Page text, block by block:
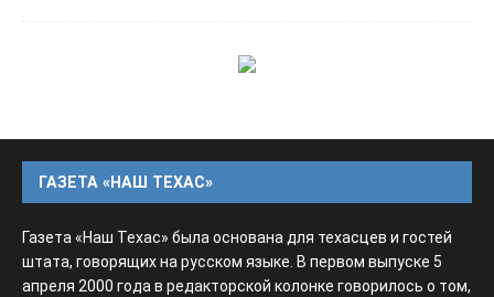
ГАЗЕТА «НАШ ТЕХАС»
Газета «Наш Техас» была основана для техасцев и гостей
штата, говорящих на русском языке. В первом выпуске 5
апреля 2000 года в редакторской колонке говорилось о том,